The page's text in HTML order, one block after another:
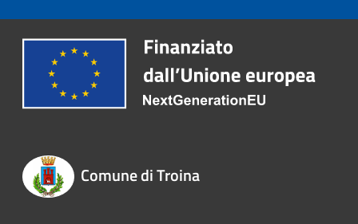
Comune di Troina